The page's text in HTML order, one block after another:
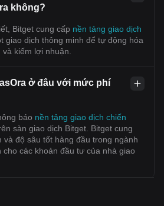
không?
Bitget cung cấp nền tảng giao dịch
giao dịch thông minh để tự động hóa
kiếm lợi nhuận.
ở đâu với mức phí
báo nền tảng giao dịch chiến
sàn giao dịch Bitget. Bitget cung
và độ sâu tốt hàng đầu trong ngành
các khoản đầu tư của nhà giao